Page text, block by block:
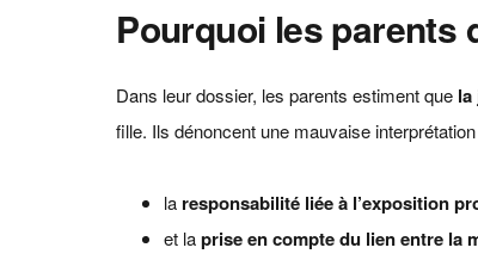
Pourquoi les parents
Dans leur dossier, les parents estiment que la
fille. Ils dénoncent une mauvaise
la responsabilité liée à l’exposition
et laprise en compte du lien entre la